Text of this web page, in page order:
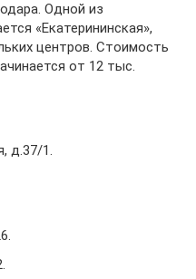
Одной из
«Екатерининская»,
центров. Стоимость
от 12 тыс.
д.37/1.